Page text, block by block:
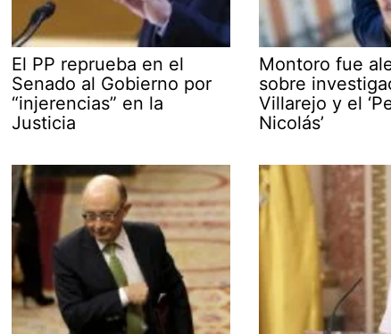
El PP reprueba en el
Senado al Gobierno por
“injerencias” en la
Justicia
Montoro fue
sobre
Villarejo y el
Nicolás’